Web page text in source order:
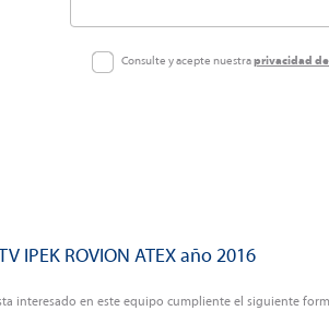
Consulte y acepte nuestraprivacidad
IPEK ROVION ATEX año 2016
interesado en este equipo cumpliente el siguiente